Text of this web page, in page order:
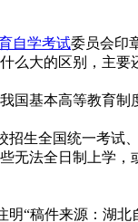
自学考试委员会印
么大的区别，主要
国基本高等教育
生全国统一考试
法全日制上学
“稿件来源：湖北